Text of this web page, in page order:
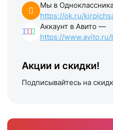
Мы в
https://ok.ru/
Аккаунт в Авито —
https://
Акции и скидки!
Подписывайтесь на